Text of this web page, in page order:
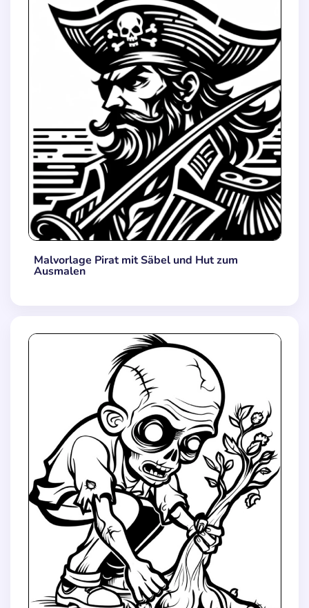
Malvorlage Pirat mit Säbel und Hut zum
Ausmalen